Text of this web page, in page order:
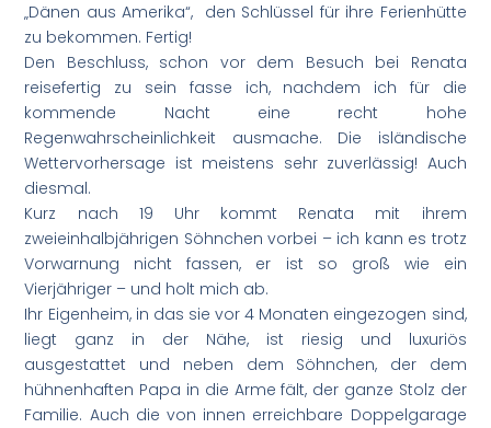
„Dänen aus Amerika“, den Schlüssel für ihre Ferienhütte
zu bekommen. Fertig!
Den Beschluss, schon vor dem Besuch bei Renata
reisefertig zu sein fasse ich, nachdem ich für die
kommende Nacht eine recht hohe
Regenwahrscheinlichkeit ausmache. Die isländische
Wettervorhersage ist meistens sehr zuverlässig! Auch
diesmal.
Kurz nach 19 Uhr kommt Renata mit ihrem
zweieinhalbjährigen Söhnchen vorbei – ich kann es trotz
Vorwarnung nicht fassen, er ist so groß wie ein
Vierjähriger – und holt mich ab.
Ihr Eigenheim, in das sie vor 4 Monaten eingezogen sind,
liegt ganz in der Nähe, ist riesig und luxuriös
ausgestattet und neben dem Söhnchen, der dem
hühnenhaften Papa in die Arme fält, der ganze Stolz der
Familie. Auch die von innen erreichbare Doppelgarage